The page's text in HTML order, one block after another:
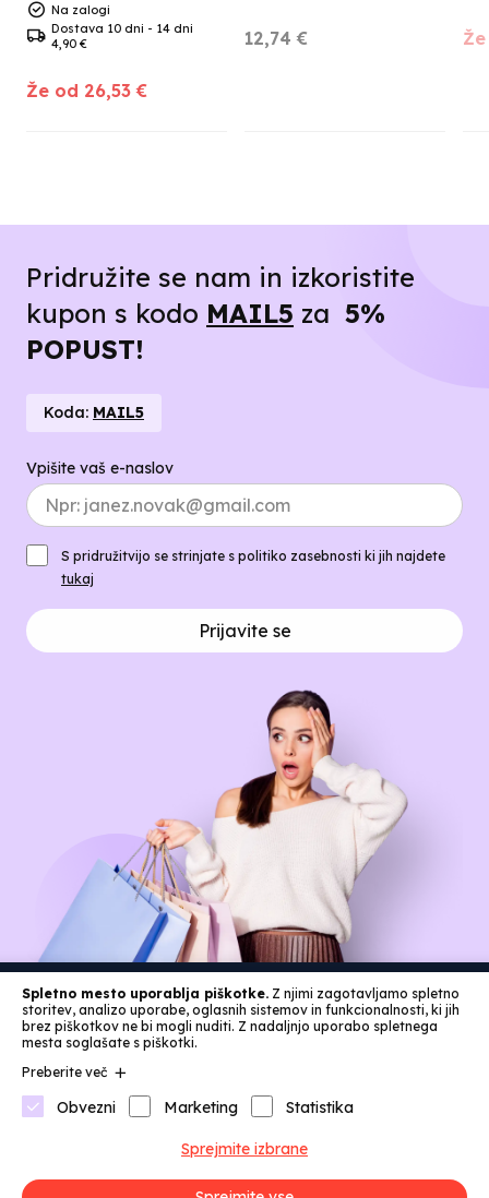
Na zalogi
Dostava 10 dni - 14 dni
4,90 €
Že od 26,53 €
12,74 €
Pridružite se nam in izkoristite
kupon s kodo MAIL5 za 5%
POPUST!
Koda: MAIL5
Vpišite vaš e-naslov
S pridružitvijo se strinjate s politiko zasebnosti ki jih najdete
tukaj
Prijavite se
Spletno mesto uporablja piškotke. Z njimi zagotavljamo spletno
storitev, analizo uporabe, oglasnih sistemov in funkcionalnosti, ki jih
brez piškotkov ne bi mogli nuditi. Z nadaljnjo uporabo spletnega
mesta soglašate s piškotki.
Preberite več
Obvezni Marketing Statistika
Sprejmite izbrane